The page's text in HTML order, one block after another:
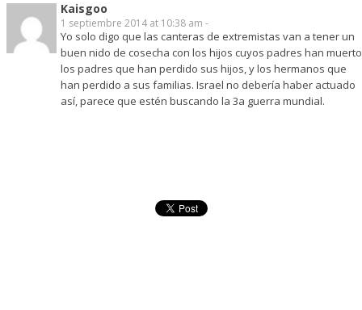
Kaisgoo
1 septiembre 2014 at 10:38 am -
Yo solo digo que las canteras de extremistas van a tener un
buen nido de cosecha con los hijos cuyos padres han
los padres que han perdido sus hijos, y los hermanos que
han perdido a sus familias. Israel no debería haber actuado
así, parece que estén buscando la 3a guerra mundial.